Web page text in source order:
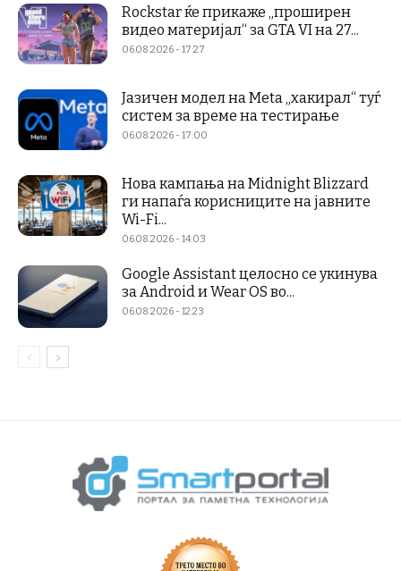
Rockstar ќе прикаже „проширен
видео материјал“ за GTA VI на 27...
06.08.2026 - 17:27
Јазичен модел на Meta „хакирал“ туѓ
систем за време на тестирање
06.08.2026 - 17:00
Нова кампања на Midnight Blizzard
ги напаѓа корисниците на јавните
Wi-Fi...
06.08.2026 - 14:03
Google Assistant целосно се укинува
за Android и Wear OS во...
06.08.2026 - 12:23